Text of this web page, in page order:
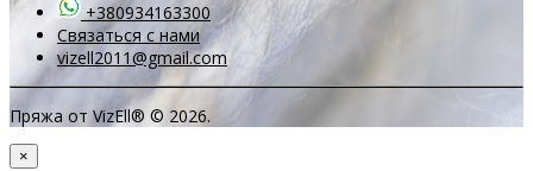
+380934163300
Связаться с нами
vizell2011@gmail.com
Пряжа от VizEll® © 2026.
×